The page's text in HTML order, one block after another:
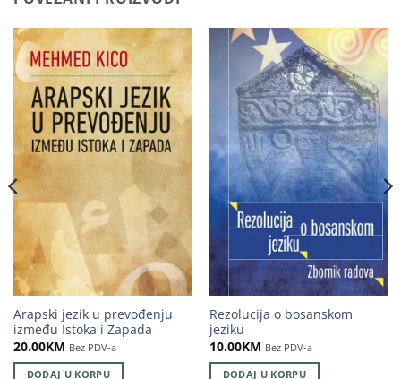
Arapski jezik u prevođenju
između Istoka i Zapada
20.00KM Bez PDV-a
DODAJ U KORPU
Rezolucija o bosanskom
jeziku
10.00KM Bez PDV-a
DODAJ U KORPU